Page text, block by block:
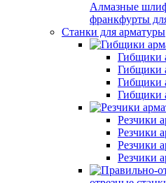
Алмазные
франкфурты
Станки для арматуры
Гибщики
Гибщики
Гибщики
Гибщики
Резчики
Резчики
Резчики
Резчики